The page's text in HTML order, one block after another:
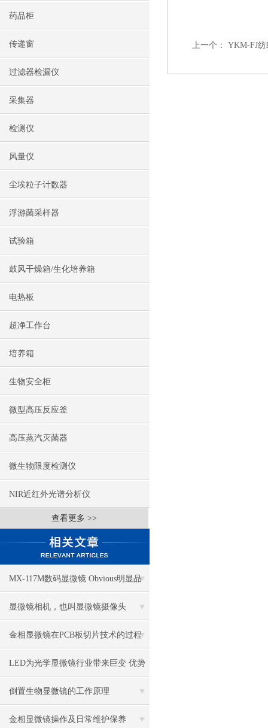
药品柜
传递窗
过滤器检漏仪
采集器
检测仪
风量仪
尘埃粒子计数器
浮游菌采样器
试验箱
鼓风干燥箱/生化培养箱
电热板
超净工作台
培养箱
生物安全柜
微型高压反应釜
高压蒸汽灭菌器
微生物限度检测仪
NIR近红外光谱分析仪
查看更多 >>
MX-117M数码显微镜 Obvious明显品
牌值得推荐
显微镜相机，也叫显微镜摄像头
金相显微镜在PCB板切片技术的过程
控制中的作用
LED为光学显微镜行业带来巨变 优势
比传统卤素更明显
倒置生物显微镜的工作原理
金相显微镜操作及日常维护保养
上一个： YKM-FJ